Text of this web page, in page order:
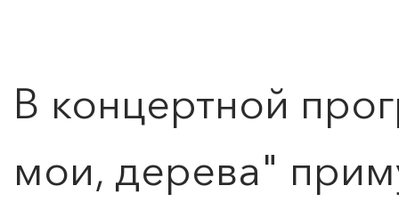
В концертной
мои, дерева"